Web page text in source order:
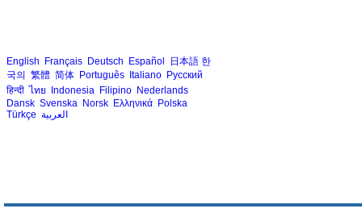
English Français Deutsch Español 日本語 한
국의 繁體 简体 Português Italiano Русский
हिन्दी ไทย Indonesia Filipino Nederlands
Dansk Svenska Norsk Ελληνικά Polska
Türkçe العربية